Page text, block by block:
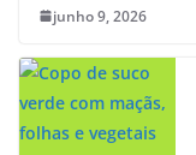
junho 9, 2026